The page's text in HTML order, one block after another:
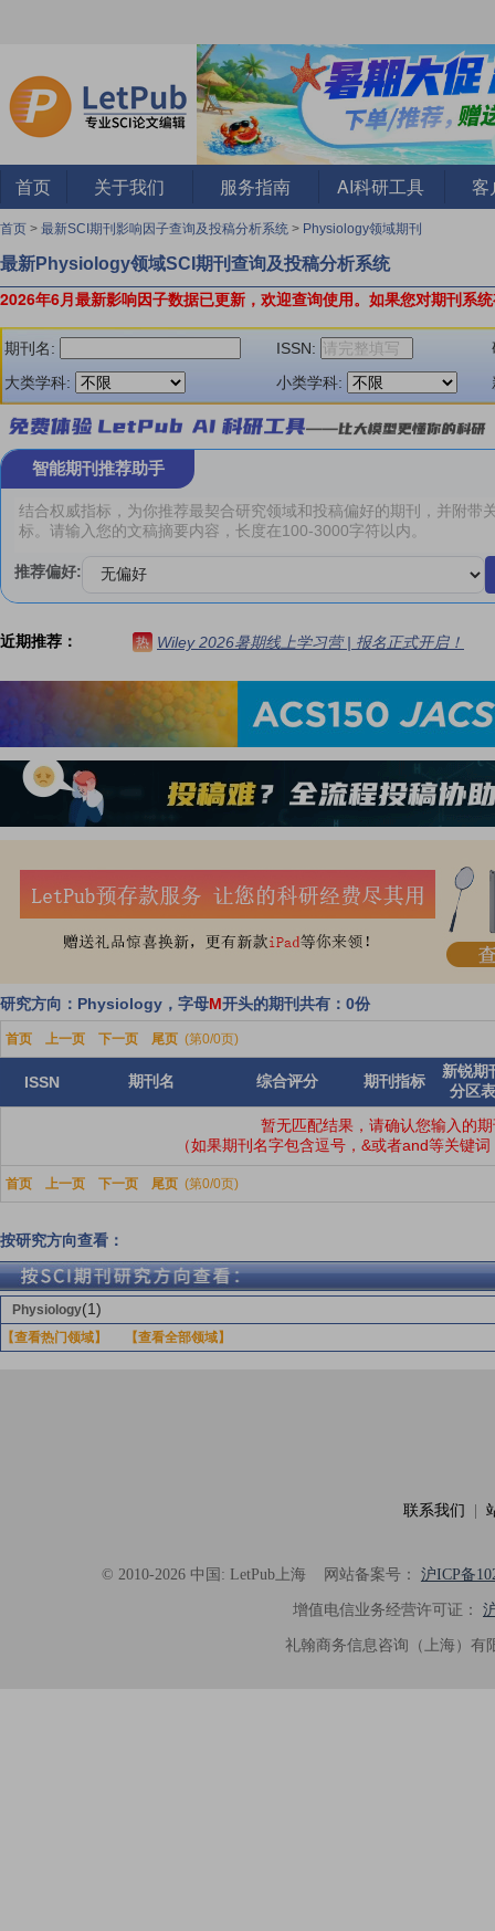
首页 关于我们 服务指南 AI科研工具 客
首页 > 最新SCI期刊影响因子查询及投稿分析系统 > Physiology领域期刊
最新Physiology领域SCI期刊查询及投稿分析系统
2026年6月最新影响因子数据已更新，欢迎查询使用。 如果您对期刊系
期刊名: ISSN:
大类学科:
小类学科:
智能期刊推荐助手
推荐偏好:
近期推荐： 热 Wiley 2026暑期线上学习营 | 报名正式开启！
研究方向：Physiology，字母M开头的期刊共有：0份
首页 上一页 下一页 尾页 (第0/0页)
ISSN 期刊名 综合评分 期刊指标
新锐期
分区
暂无匹配结果，请确认您输入的
（如果期刊名字包含逗号，&或者and等关键
首页 上一页 下一页 尾页 (第0/0页)
按研究方向查看：
Physiology(1)
【查看热门领域】 【查看全部领域】
联系我们
© 2010-2026 中国: LetPub上海网站备案号： 沪ICP备
增值电信业务经营许可证：
礼翰商务信息咨询（上海）